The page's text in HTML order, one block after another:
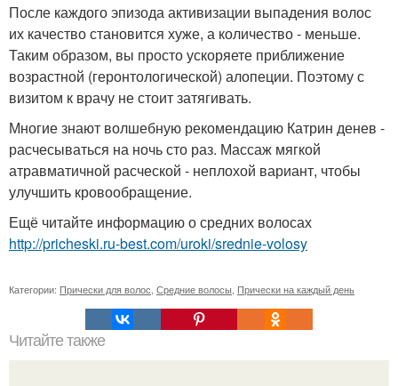
После каждого эпизода активизации выпадения волос
их качество становится хуже, а количество - меньше.
Таким образом, вы просто ускоряете приближение
возрастной (геронтологической) алопеции. Поэтому с
визитом к врачу не стоит затягивать.
Многие знают волшебную рекомендацию Катрин денев -
расчесываться на ночь сто раз. Массаж мягкой
атравматичной расческой - неплохой вариант, чтобы
улучшить кровообращение.
Ещё читайте информацию о средних волосах
http://pricheski.ru-best.com/uroki/srednie-volosy
Категории: Прически для волос Средние волосы Прически на каждый день
Читайте также